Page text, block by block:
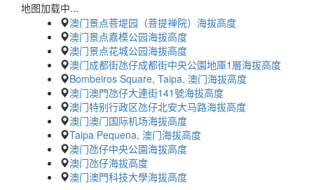
地图加载中...
澳门景点菩堤园（菩提禅院）海拔高度
澳门景点嘉模公园海拔高度
澳门景点花城公园海拔高度
澳门成都街氹仔成都街中央公園地庫1層海拔高度
Bombeiros Square, Taipa, 澳门海拔高度
澳门澳門氹仔大連街141號海拔高度
澳门特别行政区氹仔北安大马路海拔高度
澳门澳门国际机场海拔高度
Taipa Pequena, 澳门海拔高度
澳门氹仔中央公園海拔高度
澳门氹仔海拔高度
澳门澳門科技大學海拔高度